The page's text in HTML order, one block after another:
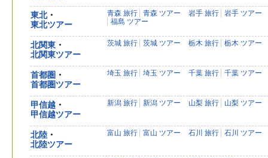
東北・
東北ツアー
青森 旅行 青森 ツアー 岩手 旅行
岩手 ツアー
福島 ツアー
北関東 ・
北関東ツアー
茨城 旅行 茨城 ツアー 栃木 旅行 栃木 ツアー
首都圏 ・
首都圏ツアー
埼玉 旅行 埼玉 ツアー 千葉 旅行 千葉 ツアー
甲信越 ・
甲信越ツアー
新潟 旅行 新潟 ツアー 山梨 旅行 山梨 ツアー
北陸 ・
北陸ツアー
富山 旅行 富山 ツアー 石川 旅行 石川 ツアー